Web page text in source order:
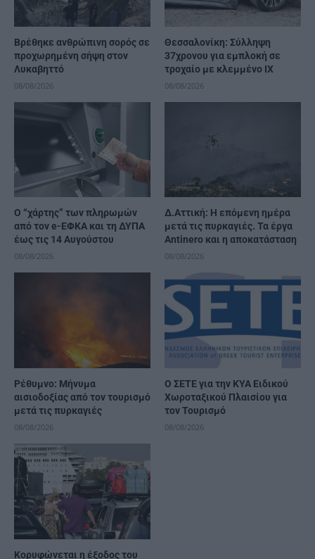
Βρέθηκε ανθρώπινη σορός σε
προχωρημένη σήψη στον
Λυκαβηττό
08/08/2026
Θεσσαλονίκη: Σύλληψη
37χρονου για εμπλοκή σε
τροχαίο με κλεμμένο ΙΧ
08/08/2026
Ο “χάρτης” των πληρωμών
από τον e-ΕΦΚΑ και τη ΔΥΠΑ
έως τις 14 Αυγούστου
08/08/2026
Δ.Αττική: Η επόμενη ημέρα
μετά τις πυρκαγιές. Τα έργα
Antinero και η αποκατάσταση
08/08/2026
Ρέθυμνο: Μήνυμα
αισιοδοξίας από τον τουρισμό
μετά τις πυρκαγιές
08/08/2026
Ο ΣΕΤΕ για την ΚΥΑ Ειδικού
Χωροταξικού Πλαισίου για
τον Τουρισμό
08/08/2026
Κορυφώνεται η έξοδος του